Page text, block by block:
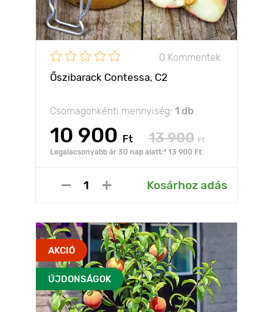
0 Kommentek
Őszibarack Contessa, C2
Csomagonkénti mennyiség: 1 db
10 900 Ft 13 900 Ft
Legalacsonyabb ár 30 nap alatt:* 13 900 Ft
Kosárhoz adás
AKCIÓ
ÚJDONSÁGOK